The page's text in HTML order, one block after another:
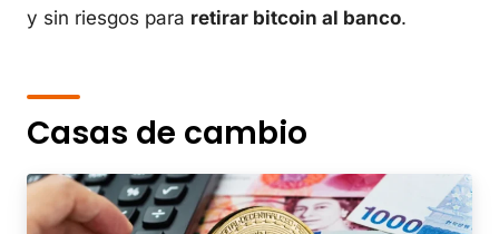
y sin riesgos para retirar bitcoin al banco.
Casas de cambio